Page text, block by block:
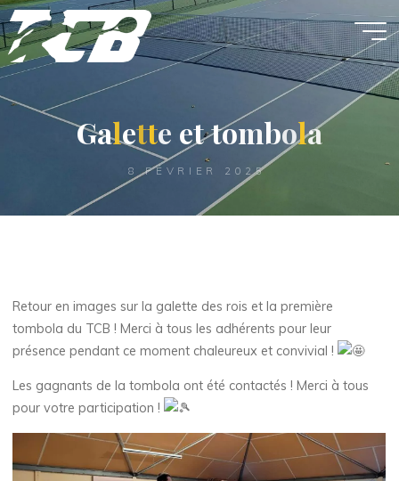
Aller
au
contenu
Galette ettombola
8 FÉVRIER 2025
Retour en images sur la galette des rois et la première
tombola du TCB ! Merci à tous les adhérents pour leur
présence pendant ce moment chaleureux et convivial !
Les gagnants de la tombola ont été contactés ! Merci à tous
pour votre participation !